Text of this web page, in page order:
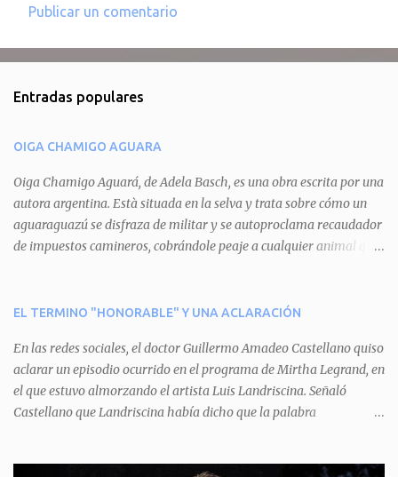
e
t
a
r
i
o
Publicar un comentario
Entradas populares
OIGA CHAMIGO AGUARA
Oiga Chamigo Aguará, de Adela Basch, es una obra escrita por una
autora argentina. Està situada en la selva y trata sobre cómo un
aguaraguazú se disfraza de militar y se autoproclama recaudador
de impuestos camineros, cobrándole peaje a cualquier animal que
aguará le provoca. De igual manera pasa con Tatú, el armadillo.
del aguará y pasa sin pagar. Por último, Tui, la cotorra, deja
expuesta la mentira del aguará y arenga a los otros tres
personajes a unirse para enfrentarlo. Finalmente, terminan por
quitarle el disfraz de militar, y el aguará huye despavorido al verse
EL TERMINO "HONORABLE" Y UNA ACLARACIÓN
En las redes sociales, el doctor Guillermo Amadeo Castellano quiso
aclarar un episodio ocurrido en el programa de Mirtha Legrand, en
el que estuvo almorzando el artista Luis Landriscina. Señaló
Castellano que Landriscina había dicho que la palabra